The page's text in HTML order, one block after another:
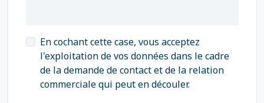
En cochant cette case, vous acceptez
l'exploitation de vos données dans le cadre
de la demande de contact et de la relation
commerciale qui peut en découler.